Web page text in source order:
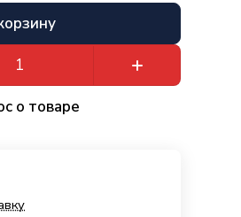
о товаре